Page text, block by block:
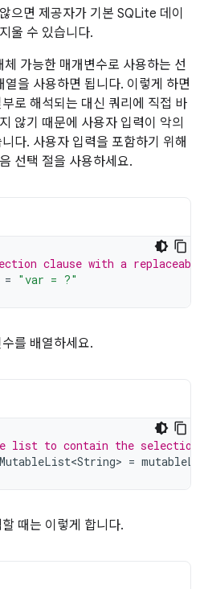
으면 제공자가 기본 SQLite 데이
울 수 있습니다.
체 가능한 매개변수로 사용하는 선
을 사용하면 됩니다. 이렇게 하면
로 해석되는 대신 쿼리에 직접 바
않기 때문에 사용자 입력이 악의
다. 사용자 입력을 포함하기 위해
선택 절을 사용하세요.
clause with a replaceable
= "var = ?"
를 배열하세요.
list to contain the selection
MutableList<String> =
때는 이렇게 합니다.